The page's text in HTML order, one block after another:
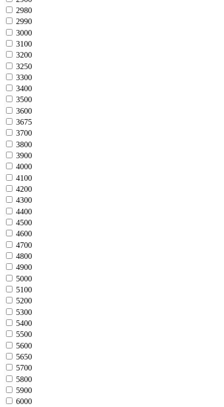
2980
2990
3000
3100
3200
3250
3300
3400
3500
3600
3675
3700
3800
3900
4000
4100
4200
4300
4400
4500
4600
4700
4800
4900
5000
5100
5200
5300
5400
5500
5600
5650
5700
5800
5900
6000